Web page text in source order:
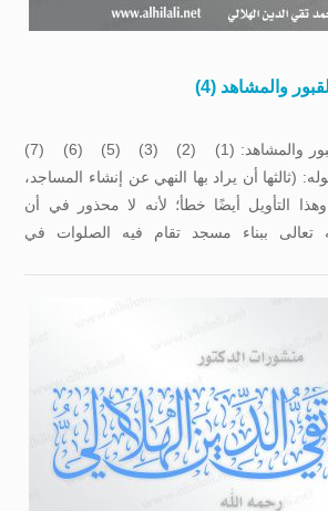
والمشاهد (4)
مناظرة في مسألة القبور والمشاهد: (1) (2) (3) (5) (6) (7)
(ثالثها أن يراد بها النهي عن إنشاء المساجد،
وهذا التأويل أيضًا خطأ؛ لأنه لا محذور في أن
تعالى ببناء مسجد تقام فيه الصلوات في